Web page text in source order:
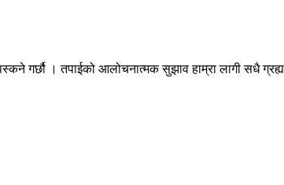
गर्छौ । तपाईको आलोचनात्मक सुझाव हाम्रा लागी सधै